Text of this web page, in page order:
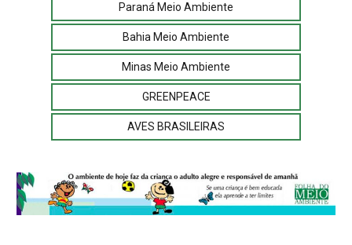
Paraná Meio Ambiente
Bahia Meio Ambiente
Minas Meio Ambiente
GREENPEACE
AVES BRASILEIRAS